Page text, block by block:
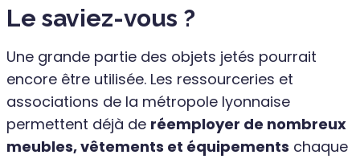
Le saviez-vous ?
Une grande partie des objets jetés pourrait
encore être utilisée. Les ressourceries et
associations de la métropole lyonnaise
permettent déjà de réemployer de nombreux
meubles, vêtements et équipements chaque